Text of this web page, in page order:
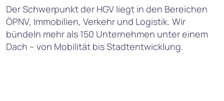
Der Schwerpunkt der HGV liegt in den Bereichen
ÖPNV, Immobilien, Verkehr und Logistik. Wir
bündeln mehr als 150 Unter­nehmen unter einem
Dach – von Mobilität bis Stadtentwicklung.